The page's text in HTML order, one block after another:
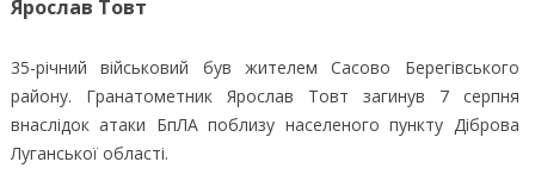
Ярослав Товт
35-річний військовий був жителем Сасово Берегівського
району. Гранатометник Ярослав Товт загинув 7 серпня
внаслідок атаки БпЛА поблизу населеного пункту Діброва
Луганської області.